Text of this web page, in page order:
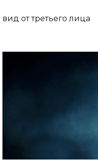
вид от третьего лица